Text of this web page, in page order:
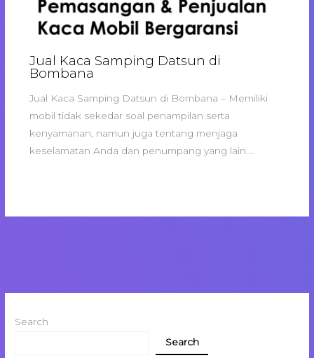
Jual Kaca Samping Datsun di
Bombana
Jual Kaca Samping Datsun di Bombana – Memiliki
mobil tidak sekedar soal penampilan serta
kenyamanan, namun juga tentang menjaga
keselamatan Anda dan penumpang yang lain.…
Search
Search